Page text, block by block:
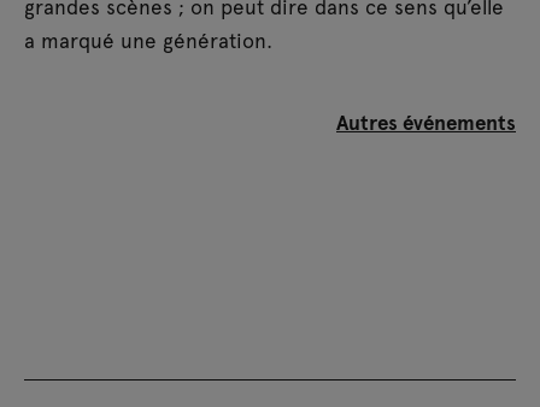
a marqué une génération.
Autres événements